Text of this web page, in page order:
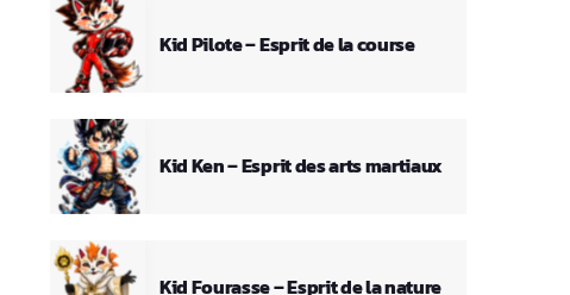
Kid Pilote – Esprit de la course
Kid Ken – Esprit des arts martiaux
Kid Fourasse – Esprit de la nature